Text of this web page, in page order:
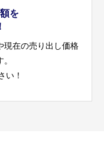
を
現在の売り出し価格
い！